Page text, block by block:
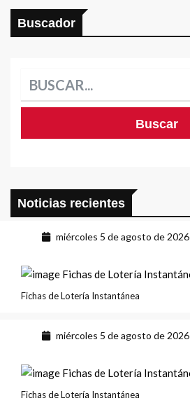
Buscador
Noticias recientes
miércoles 5 de agosto de 2026
Fichas de Lotería Instantánea
miércoles 5 de agosto de 2026
Fichas de Lotería Instantánea